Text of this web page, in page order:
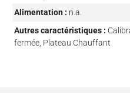
Alimentation : n.a.
Autres caractéristiques :
fermée, Plateau Chauffant